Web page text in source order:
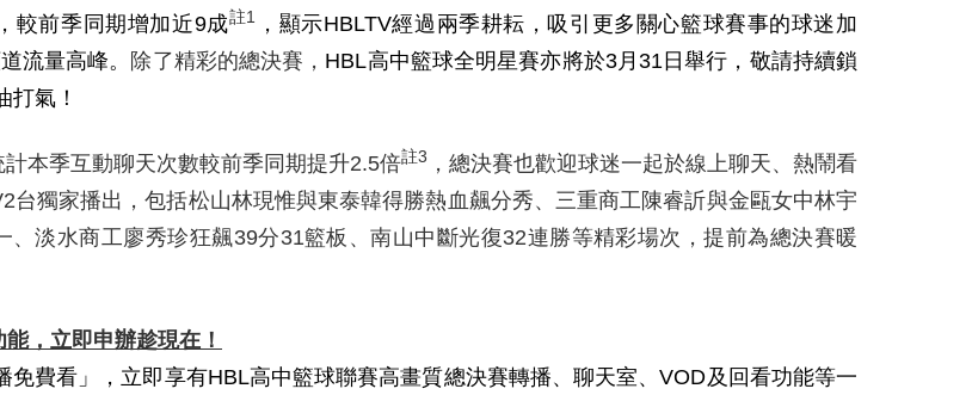
較前季同期增加近9成註1 ，顯示HBLTV經過兩季耕耘，吸引更多關心籃球賽事的球迷加
流量高峰。
除了精彩的總決賽， HBL高中籃球全明星賽亦將於3月31 日舉行，敬請持續鎖
打氣！
計本季互動聊天次數較前季同期提升2.5倍註3 ，總決賽也歡迎球迷一起於線上聊天、熱鬧看
台獨家播出，包括松山林現惟與東泰韓得勝熱血飆分秀、三重商工陳睿訢與金甌女中林宇
、淡水商工廖秀珍狂飆39分31籃板、南山中斷光復32連勝等精彩場次，提前為總決賽暖
能，立即申辦趁現在！
免費看」，立即享有HBL高中籃球聯賽高畫質總決賽轉播、聊天室、VOD及回看功能等一